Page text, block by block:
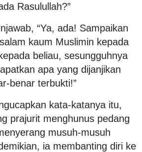
Rasulullah?”
“Ya, ada! Sampaikan
kaum Muslimin kepada
beliau, sesungguhnya
apa yang dijanjikan
benar terbukti!”
kata-katanya itu,
prajurit menghunus pedang
musuh-musuh
ia membanting diri ke